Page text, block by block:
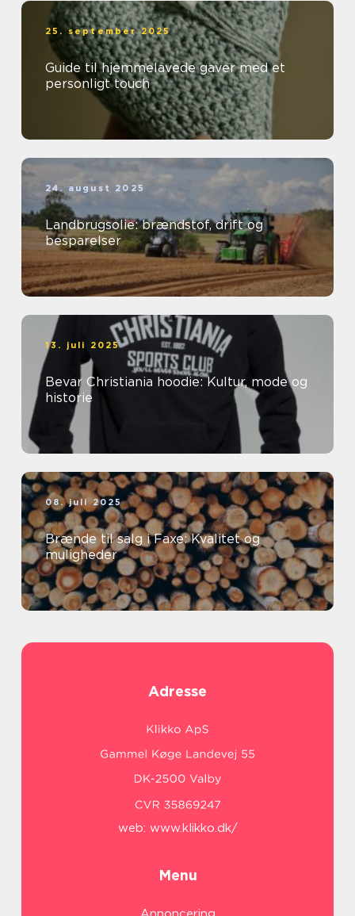
25. september 2025
Guide til hjemmelavede gaver med et
personligt touch
24. august 2025
Landbrugsolie: brændstof, drift og
besparelser
13. juli 2025
Bevar Christiania hoodie: Kultur, mode og
historie
08. juli 2025
Brænde til salg i Faxe: Kvalitet og
muligheder
Adresse
web: www.klikko.dk/
Menu